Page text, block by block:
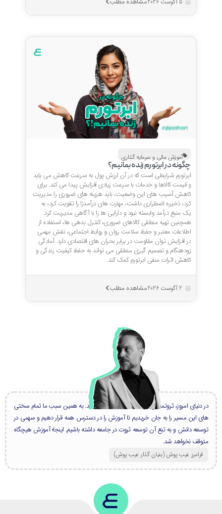
آموزش مالی و سرمایه گذاری
چگونه در ابرتورم زنده بمانیم؟
ابرتورم شرایطی است که در آن ارزش پول به سرعت کاهش می یابد
و قیمت کالاها و خدمات با سرعت زیادی افزایش پیدا می کند. برای
کاهش آسیب های این وضعیت، باید هزینه های ضروری را مدیریت
کرد، ذخیره اضطراری داشت، مهارت های درآمدزا را تقویت کرد، به
یک منبع درآمد وابسته نبود و دارایی ها را با آگاهی مدیریت کرد.
همچنین تهیه منطقی کالاهای ضروری، کنترل بدهی ها، استفاده از
اطلاعات معتبر و حفظ سلامت روان و روابط اجتماعی، نقش مهمی
در افزایش توان مقاومت در برابر بحران های اقتصادی دارد. آمادگی
زودهنگام و تصمیم گیری منطقی می تواند به حفظ کیفیت زندگی و
کاهش اثرات منفی ابرتورم کمک کند.
مشاهده مطلب
در دنیای امروز، ثروتمندان بزرگ، همه دانشمند هستند. به همین سبب ما تمام سختی
های این مسیر را به جان خریدیم تا آموزش را در دسترس همه قرار دهیم و سهمی در
توسعه دانش و به تبع آن توسعه ثروت در جامعه داشته باشیم. اینجا؛ آموزش هیچگاه
متوقف نخواهد شد.
فرامرز عیب پوش (بنیان گذار عیب پوش​)